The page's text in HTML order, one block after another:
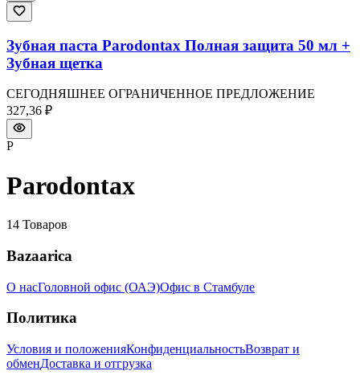
Зубная паста Parodontax Полная защита 50 мл +
Зубная щетка
СЕГОДНЯШНЕЕ ОГРАНИЧЕННОЕ ПРЕДЛОЖЕНИЕ
327,36 ₽
P
Parodontax
14 Товаров
Bazaarica
О насГоловной офис (ОАЭ)Офис в Стамбуле
Политика
Условия и положенияКонфиденциальностьВозврат и
обменДоставка и отгрузка